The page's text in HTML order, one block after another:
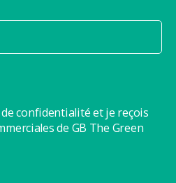
confidentialité et je reçois
de GB The Green